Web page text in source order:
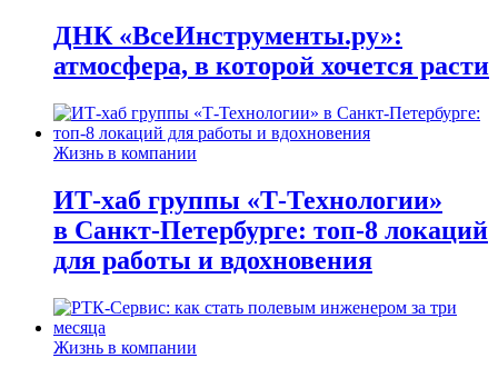
ДНК «ВсеИнструменты.ру»:
атмосфера, в которой хочется расти
Жизнь в компании
ИТ-хаб группы «Т-Технологии»
в Санкт-Петербурге: топ-8 локаций
для работы и вдохновения
Жизнь в компании